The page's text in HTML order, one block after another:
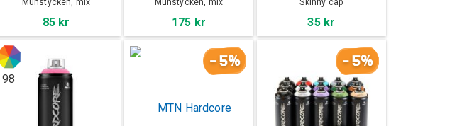
85 kr 175 kr 35 kr
98
-5% -5%